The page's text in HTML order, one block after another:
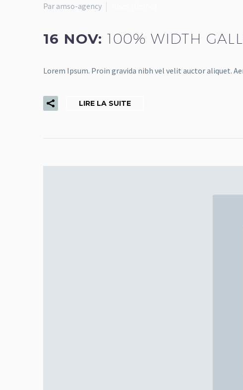
Par amso-agency
16 NOV:100% WIDTH
Lorem Ipsum. Proin gravida nibh vel velit auctor aliquet.
LIRE LA SUITE